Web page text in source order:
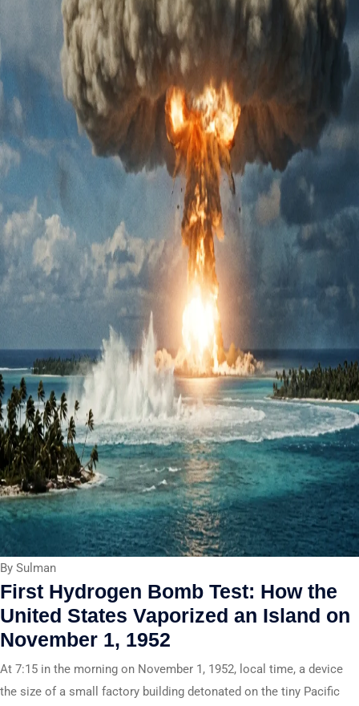
By Sulman
First Hydrogen Bomb Test: How the
United States Vaporized an Island on
November 1, 1952
At 7:15 in the morning on November 1, 1952, local time, a device
the size of a small factory building detonated on the tiny Pacific